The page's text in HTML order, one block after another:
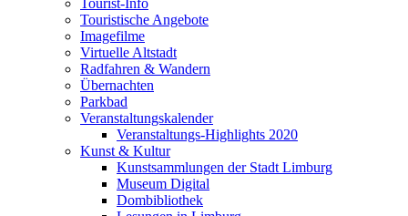
Tourist-Info
Touristische Angebote
Imagefilme
Virtuelle Altstadt
Radfahren & Wandern
Übernachten
Parkbad
Veranstaltungskalender
Veranstaltungs-Highlights 2020
Kunst & Kultur
Kunstsammlungen der Stadt Limburg
Museum Digital
Dombibliothek